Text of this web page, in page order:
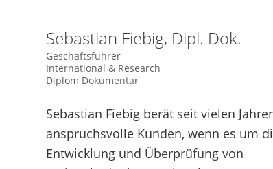
Sebastian Fiebig, Dipl. Dok.
Geschäftsführer
International & Research
Diplom Dokumentar
Sebastian Fiebig berät seit vielen
anspruchsvolle Kunden, wenn es um
Entwicklung und Überprüfung von